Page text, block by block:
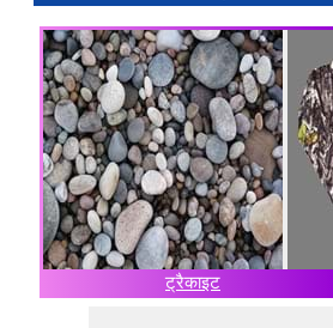
ट्रैकाइट